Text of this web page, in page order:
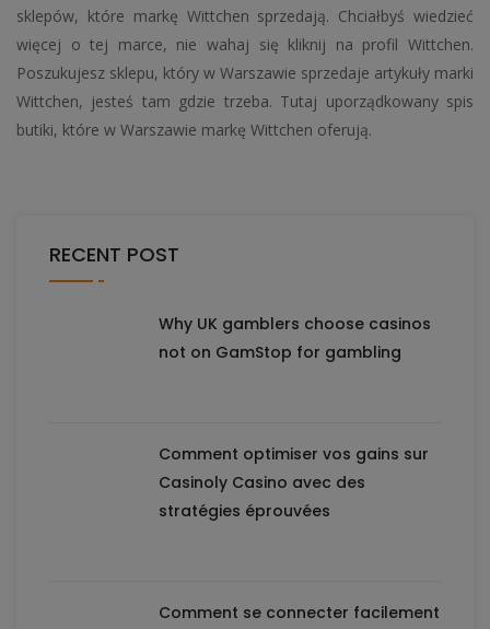
sklepów, które markę Wittchen sprzedają. Chciałbyś wiedzieć
więcej o tej marce, nie wahaj się kliknij na profil Wittchen.
Poszukujesz sklepu, który w Warszawie sprzedaje artykuły marki
Wittchen, jesteś tam gdzie trzeba. Tutaj uporządkowany spis
butiki, które w Warszawie markę Wittchen oferują.
RECENT POST
Why UK gamblers choose casinos
not on GamStop for gambling
Comment optimiser vos gains sur
Casinoly Casino avec des
stratégies éprouvées
Comment se connecter facilement